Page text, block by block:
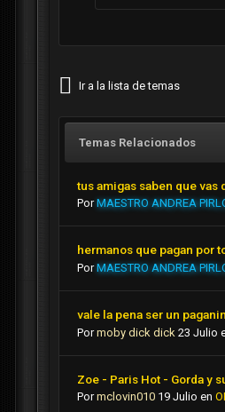
Ir a la lista de temas
Temas Relacionados
tus amigas saben que vas
PorMAESTRO ANDREA
hermanos que pagan por
PorMAESTRO ANDREA
vale la pena ser un
Pormoby dick dick 23 Julio
Zoe - Paris Hot - Gorda y
Pormclovin010 19 Julio en